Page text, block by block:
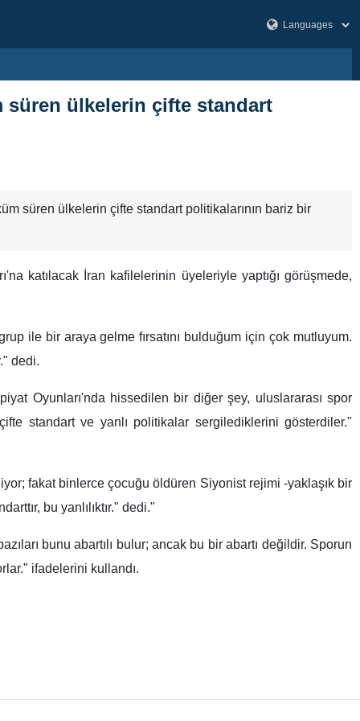
süren ülkelerin çifte standart
süren ülkelerin çifte standart politikalarının bariz bir
katılacak İran kafilelerinin üyeleriyle yaptığı görüşmede,
ile bir araya gelme fırsatını bulduğum için çok mutluyum.
dedi.
Oyunları'nda hissedilen bir diğer şey, uluslararası spor
standart ve yanlı politikalar sergilediklerini gösterdiler."
fakat binlerce çocuğu öldüren Siyonist rejimi -yaklaşık bir
bu yanlılıktır." dedi."
bunu abartılı bulur; ancak bu bir abartı değildir. Sporun
ifadelerini kullandı.